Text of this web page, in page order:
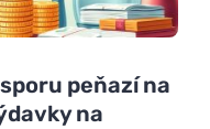
peňazí na
na